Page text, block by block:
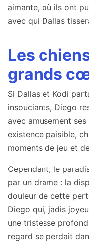
aimante, où ils ont
avec qui Dallas
Les
grands
Si Dallas et Kodi
insouciants, Diego
avec amusement
existence paisible,
moments de jeu et
Cependant, le
par un drame : la
douleur de cette
Diego qui, jadis
une tristesse
regard se perdait